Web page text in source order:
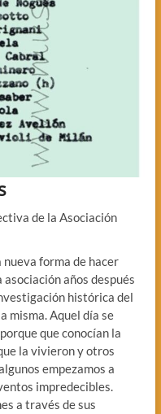
de la Asociación
nueva forma de hacer
años después
histórica del
misma. Aquel día se
que conocían la
la vivieron y otros
empezamos a
impredecibles.
a través de sus